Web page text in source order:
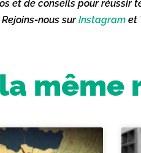
et de conseils pour
nous surInstagram et
même